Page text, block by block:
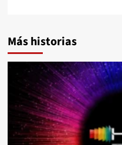
Más historias